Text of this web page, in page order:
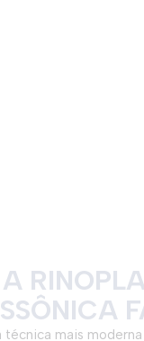
técnica mais